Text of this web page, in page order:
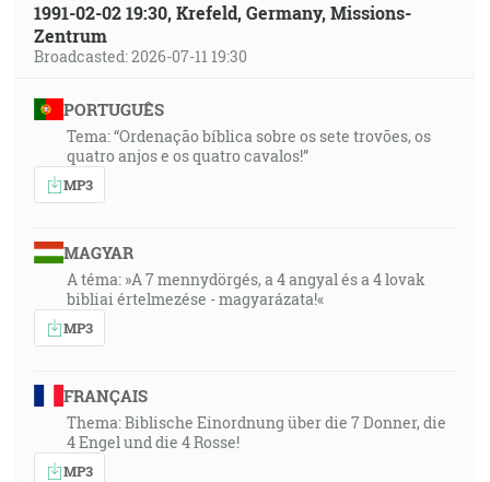
1991-02-02 19:30, Krefeld, Germany, Missions-
Zentrum
Broadcasted: 2026-07-11 19:30
PORTUGUÊS
Tema: “Ordenação bíblica sobre os sete trovões, os
quatro anjos e os quatro cavalos!”
MP3
MAGYAR
A téma: »A 7 mennydörgés, a 4 angyal és a 4 lovak
bibliai értelmezése - magyarázata!«
MP3
FRANÇAIS
Thema: Biblische Einordnung über die 7 Donner, die
4 Engel und die 4 Rosse!
MP3